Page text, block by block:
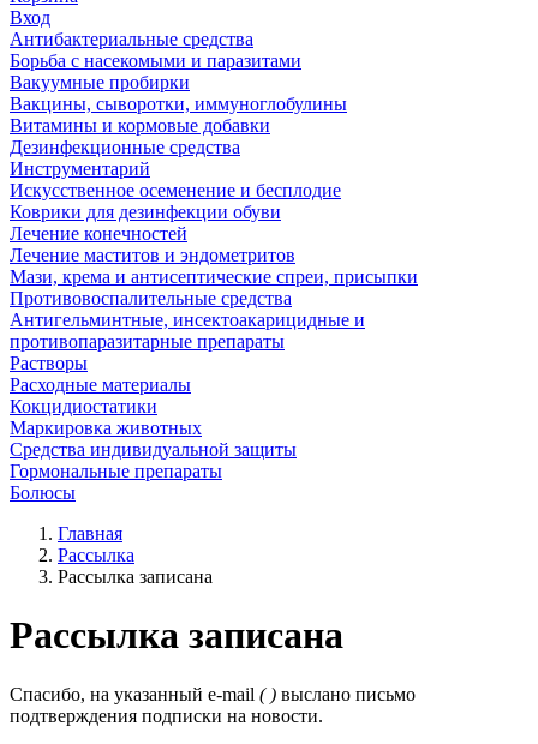
Вход
Антибактериальные средства
Борьба с насекомыми и паразитами
Вакуумные пробирки
Вакцины, сыворотки, иммуноглобулины
Витамины и кормовые добавки
Дезинфекционные средства
Инструментарий
Искусственное осеменение и бесплодие
Коврики для дезинфекции обуви
Лечение конечностей
Лечение маститов и эндометритов
Мази, крема и антисептические спреи, присыпки
Противовоспалительные средства
Антигельминтные, инсектоакарицидные и
противопаразитарные препараты
Растворы
Расходные материалы
Кокцидиостатики
Маркировка животных
Средства индивидуальной защиты
Гормональные препараты
Болюсы
Главная
Рассылка
Рассылка записана
Рассылка записана
Спасибо, на указанный e-mail ( ) выслано письмо
подтверждения подписки на новости.